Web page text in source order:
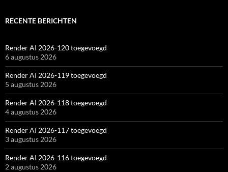
RECENTE BERICHTEN
Render AI 2026-120 toegevoegd
6 augustus 2026
Render AI 2026-119 toegevoegd
5 augustus 2026
Render AI 2026-118 toegevoegd
4 augustus 2026
Render AI 2026-117 toegevoegd
3 augustus 2026
Render AI 2026-116 toegevoegd
2 augustus 2026